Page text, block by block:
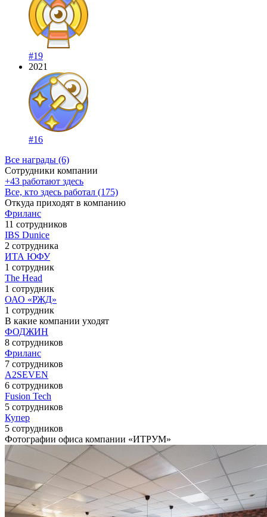
#19
2021
#16
Все награды (6)
Сотрудники компании
+43 работают здесь
Все, кто здесь работал (175)
Откуда приходят в компанию
Фриланс
11 сотрудников
IBS Dunice
2 сотрудника
ИТА ЮФУ
1 сотрудник
The Head
1 сотрудник
ОАО «РЖД»
1 сотрудник
В какие компании уходят
ФОДЖИН
8 сотрудников
Фриланс
7 сотрудников
A2SEVEN
6 сотрудников
Fusion Tech
5 сотрудников
Купер
5 сотрудников
Фотографии офиса компании «ИТРУМ»